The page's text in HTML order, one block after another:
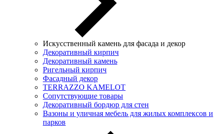
Искусственный камень для фасада и декор
Декоративный кирпич
Декоративный камень
Ригельный кирпич
Фасадный декор
TERRAZZO KAMELOT
Сопутствующие товары
Декоративный бордюр для стен
Вазоны и уличная мебель для жилых комплексов и
парков